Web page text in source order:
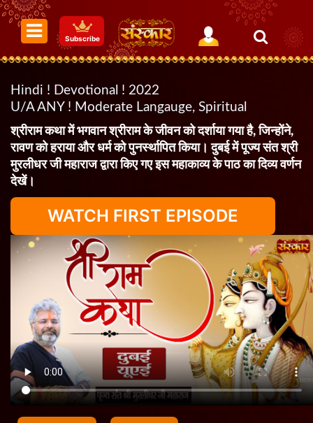
Subscribe
Hindi ! Devotional ! 2022
U/A ANY ! Moderate Langauge, Spiritual
श्रीराम कथा में भगवान श्रीराम के जीवन को दर्शाया गया है, जिन्होंने,
रावण को हराया और धर्म को पुनर्स्थापित किया। दुबई में पूज्य संत श्री
मुरलीधर जी महाराज द्वारा किए गए इस महाकाव्य के पाठ का दिव्य वर्णन
देखें।
WATCH FIRST EPISODE